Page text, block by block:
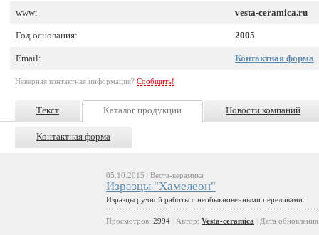
www: vesta-ceramica.ru
Год основания: 2005
Email: Контактная форма
Неверная контактная информация? Сообщить!
Текст Каталог продукции Новости компаний
Контактная форма
05.10.2015 Веста-керамика
Изразцы "Хамелеон"
Изразцы ручной работы с необыкновенными переливами.
Просмотров: 2994 Автор: Vesta-ceramica Дата